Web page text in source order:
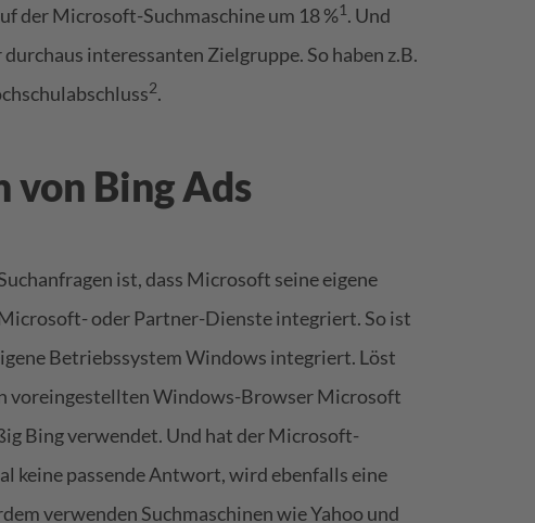
der Microsoft-Suchmaschine um 18 %1. Und
interessanten Zielgruppe. So haben z.B.
2.
von Bing Ads
ist, dass Microsoft seine eigene
oder Partner-Dienste integriert. So ist
Betriebssystem Windows integriert. Löst
voreingestellten Windows-Browser Microsoft
Bing verwendet. Und hat der Microsoft-
keine passende Antwort, wird ebenfalls eine
verwenden Suchmaschinen wie Yahoo und